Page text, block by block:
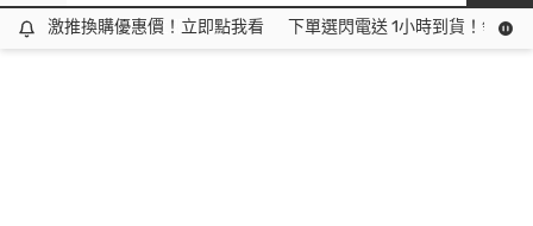
激推換購優惠價！立即點我看
激推換購優惠價！立即點我看 下單選閃電送 1小時到貨！領神